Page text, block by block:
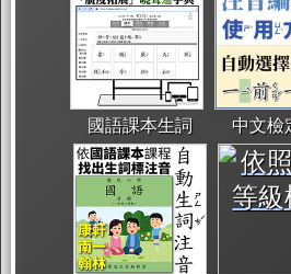
國語課本生詞 中文檢